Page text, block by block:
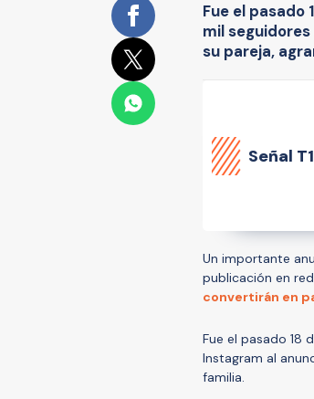
Fue el
mil
su pareja,
Señal
Un importante
publicación en
convertirán en
Fue el pasado 18
Instagram al
familia.